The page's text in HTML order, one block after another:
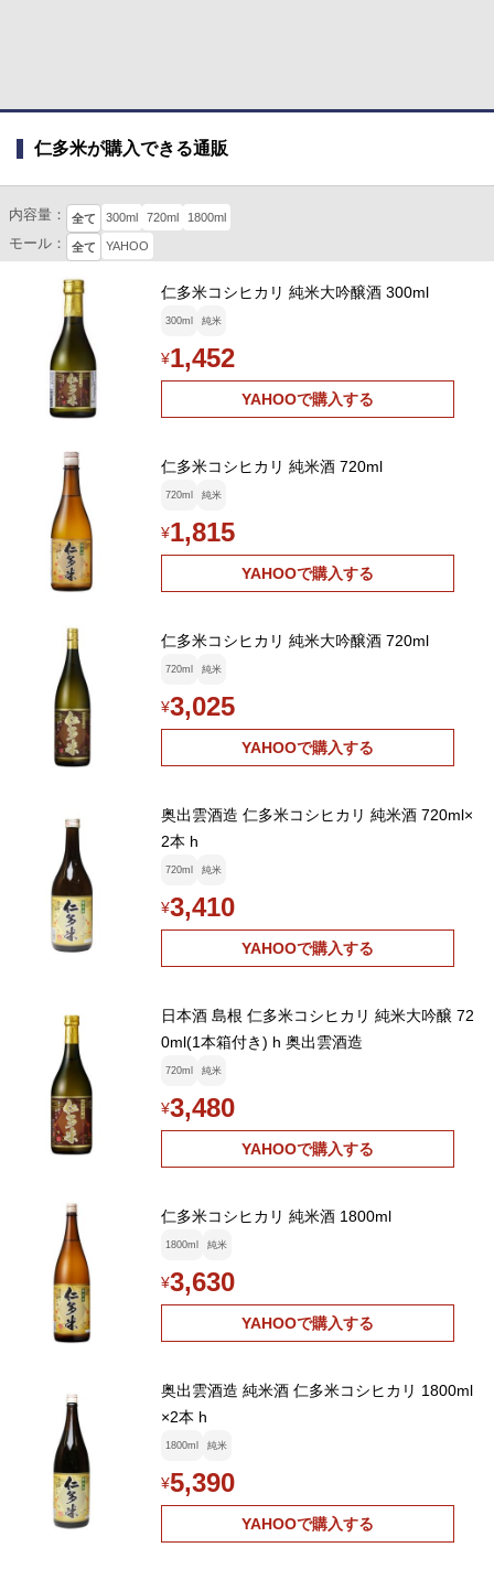
仁多米が購入できる通販
内容量： 全て 300ml 720ml 1800ml
モール： 全て YAHOO
仁多米コシヒカリ 純米大吟醸酒 300ml
300ml 純米
¥1,452
YAHOOで購入する
仁多米コシヒカリ 純米酒 720ml
720ml 純米
¥1,815
YAHOOで購入する
仁多米コシヒカリ 純米大吟醸酒 720ml
720ml 純米
¥3,025
YAHOOで購入する
奥出雲酒造 仁多米コシヒカリ 純米酒 720ml×
2本 h
720ml 純米
¥3,410
YAHOOで購入する
日本酒 島根 仁多米コシヒカリ 純米大吟醸 72
0ml(1本箱付き) h 奥出雲酒造
720ml 純米
¥3,480
YAHOOで購入する
仁多米コシヒカリ 純米酒 1800ml
1800ml 純米
¥3,630
YAHOOで購入する
奥出雲酒造 純米酒 仁多米コシヒカリ 1800ml
×2本 h
1800ml 純米
¥5,390
YAHOOで購入する